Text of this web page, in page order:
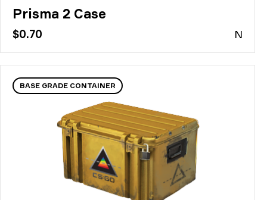
Prisma 2 Case
$0.70 N
BASE GRADE CONTAINER